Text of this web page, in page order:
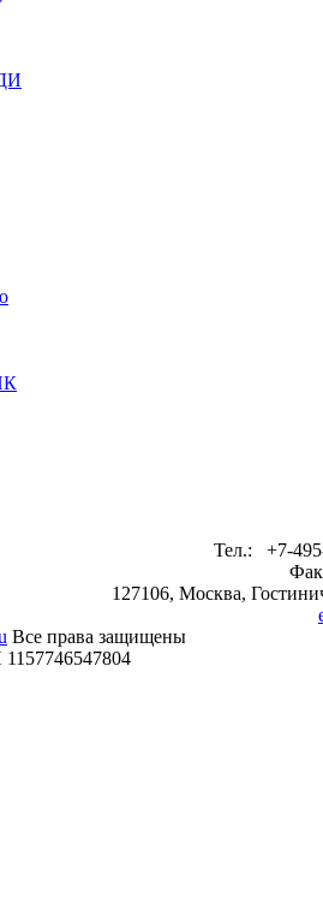
Тел.: +7-
127106, Москва,
Все права защищены